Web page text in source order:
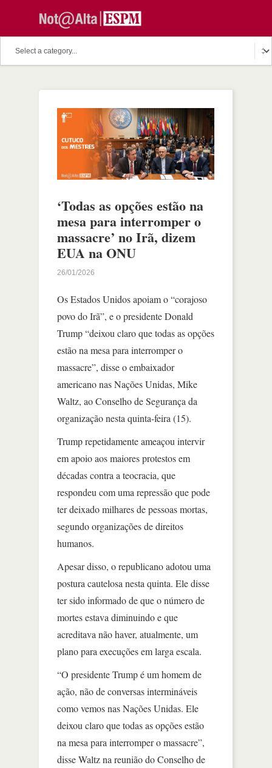
‘Todas as opções estão na
mesa para interromper o
massacre’ no Irã, dizem
EUA na ONU
26/01/2026
Os Estados Unidos apoiam o “corajoso
povo do Irã”, e o presidente Donald
Trump “deixou claro que todas as opções
estão na mesa para interromper o
massacre”, disse o embaixador
americano nas Nações Unidas, Mike
Waltz, ao Conselho de Segurança da
organização nesta quinta-feira (15).
Trump repetidamente ameaçou intervir
em apoio aos maiores protestos em
décadas contra a teocracia, que
respondeu com uma repressão que pode
ter deixado milhares de pessoas mortas,
segundo organizações de direitos
humanos.
Apesar disso, o republicano adotou uma
postura cautelosa nesta quinta. Ele disse
ter sido informado de que o número de
mortes estava diminuindo e que
acreditava não haver, atualmente, um
plano para execuções em larga escala.
“O presidente Trump é um homem de
ação, não de conversas intermináveis
como vemos nas Nações Unidas. Ele
deixou claro que todas as opções estão
na mesa para interromper o massacre”,
disse Waltz na reunião do Conselho de